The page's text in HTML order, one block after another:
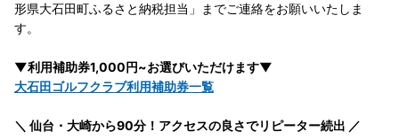
形県大石田町ふるさと納税担当」までご連絡をお願いいたしま
す。
▼利用補助券1,000円~お選びいただけます▼
大石田ゴルフクラブ利用補助券一覧
＼ 仙台・大崎から90分！アクセスの良さでリピーター続出 ／